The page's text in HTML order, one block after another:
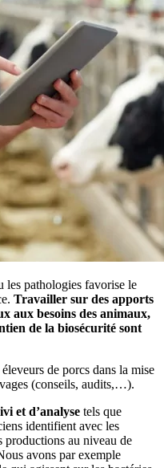
les pathologies favorise le
Travailler sur des apports
aux besoins des animaux,
de la biosécurité sont
de porcs dans la mise
(conseils, audits,…).
et d’analyse tels que
identifient avec les
productions au niveau de
avons par exemple